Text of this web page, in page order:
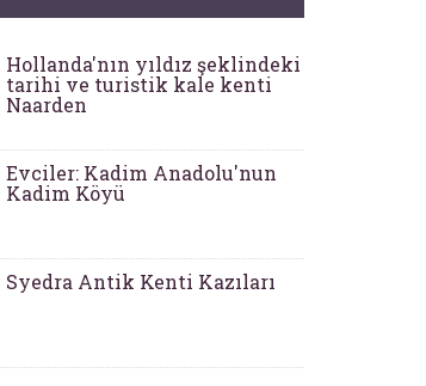
Hollanda'nın yıldız şeklindeki
tarihi ve turistik kale kenti
Naarden
Evciler: Kadim Anadolu'nun
Kadim Köyü
Syedra Antik Kenti Kazıları